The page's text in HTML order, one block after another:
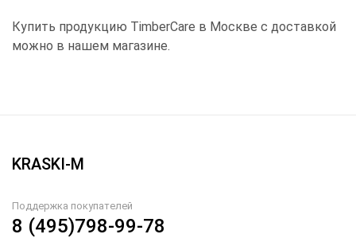
Купить продукцию TimberCare в Москве с доставкой
можно в нашем магазине.
KRASKI-M
Поддержка покупателей
8 (495)798-99-78